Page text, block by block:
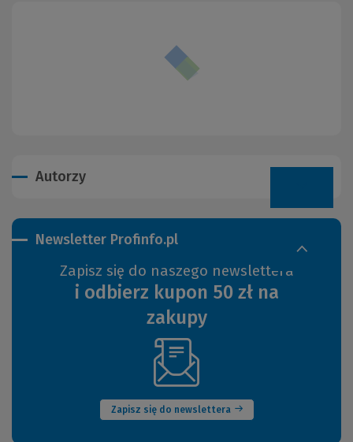
Autorzy
Newsletter Profinfo.pl
Zapisz się do naszego newslettera
i odbierz kupon 50 zł na
zakupy
Zapisz się do newslettera
(Nowe
okno)